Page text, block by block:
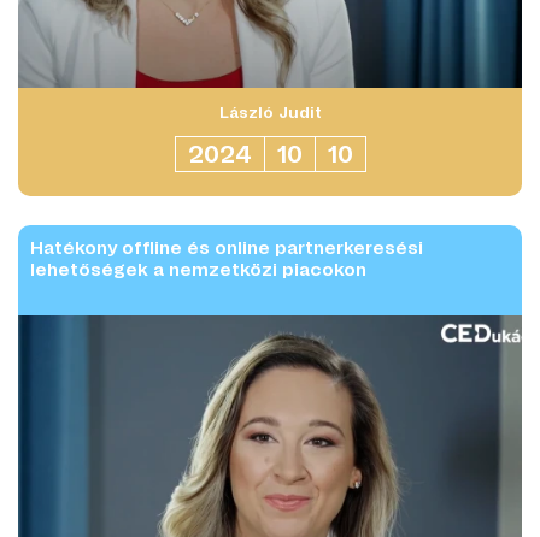
László Judit
2024 10 10
Hatékony offline és online partnerkeresési
lehetőségek a nemzetközi piacokon